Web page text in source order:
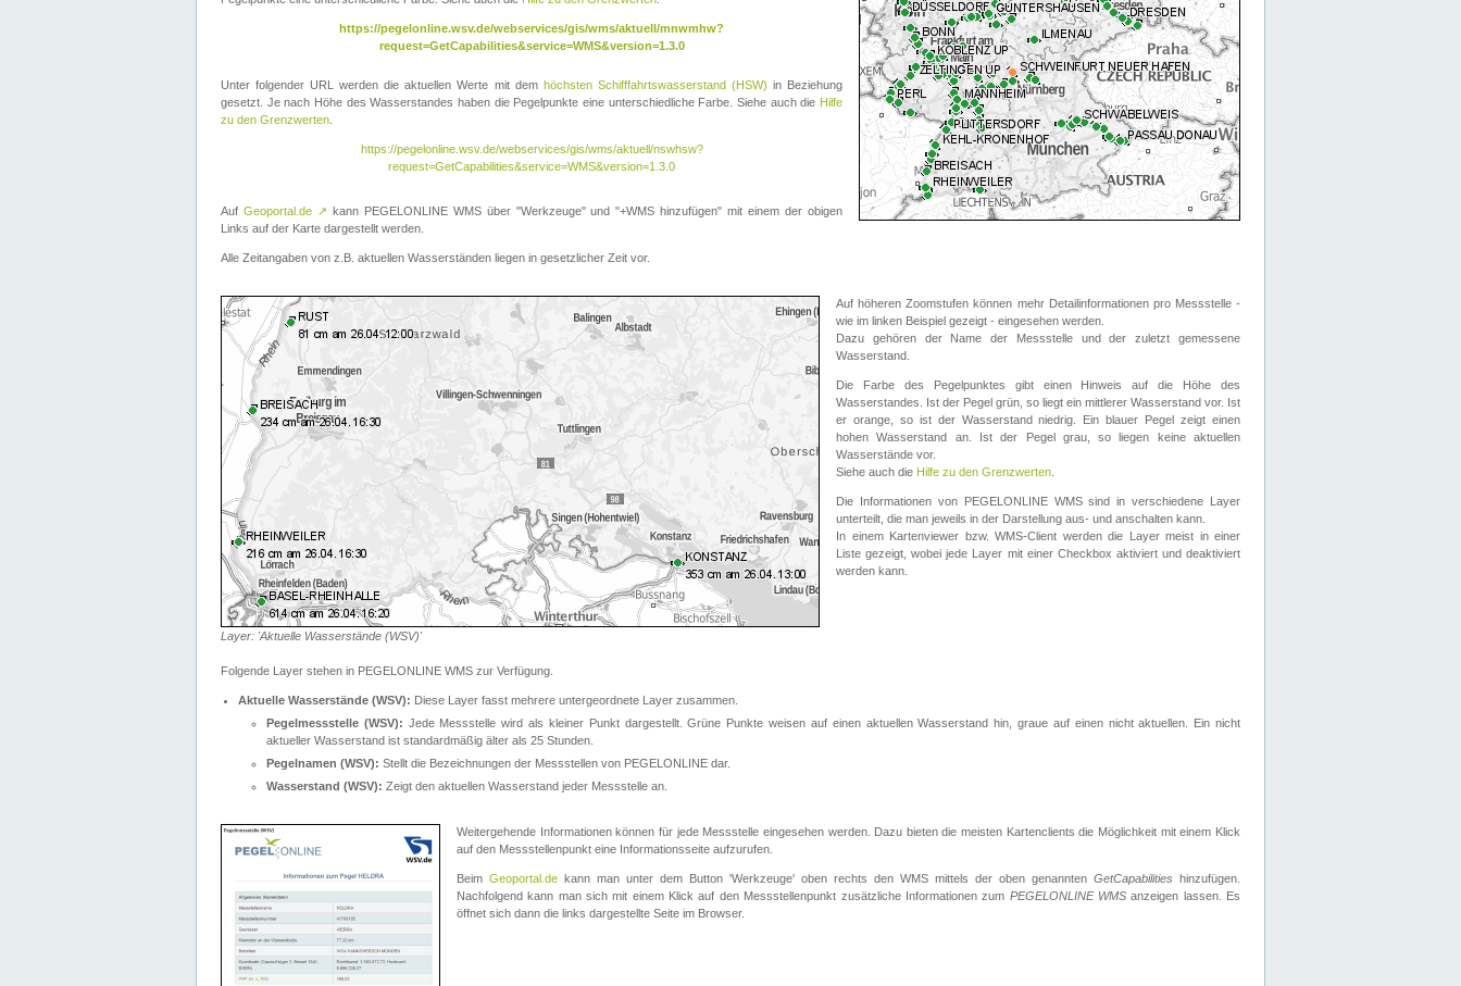
https://pegelonline.wsv.de/webservices/gis/wms/aktuell/mnwmhw?
request=GetCapabilities&service=WMS&version=1.3.0
Unter folgender URL werden die aktuellen Werte mit dem höchsten Schifffahrtswasserstand (HSW) in Beziehung
gesetzt. Je nach Höhe des Wasserstandes haben die Pegelpunkte eine unterschiedliche Farbe. Siehe auch die Hilfe
zu den Grenzwerten
https://pegelonline.wsv.de/webservices/gis/wms/aktuell/nswhsw?
request=GetCapabilities&service=WMS&version=1.3.0
Auf Geoportal.de ↗ kann PEGELONLINE WMS über "Werkzeuge" und "+WMS hinzufügen" mit einem der obigen
Links auf der Karte dargestellt werden.
Alle Zeitangaben von z.B. aktuellen Wasserständen liegen in gesetzlicher Zeit vor.
Layer: 'Aktuelle Wasserstände (WSV)'
Auf höheren Zoomstufen können mehr Detailinformationen pro Messstelle -
wie im linken Beispiel gezeigt - eingesehen werden.
Dazu gehören der Name der Messstelle und der zuletzt gemessene
Wasserstand.
Die Farbe des Pegelpunktes gibt einen Hinweis auf die Höhe des
Wasserstandes. Ist der Pegel grün, so liegt ein mittlerer Wasserstand vor. Ist
er orange, so ist der Wasserstand niedrig. Ein blauer Pegel zeigt einen
hohen Wasserstand an. Ist der Pegel grau, so liegen keine aktuellen
Wasserstände vor.
Siehe auch die Hilfe zu den Grenzwerten
Die Informationen von PEGELONLINE WMS sind in verschiedene Layer
unterteilt, die man jeweils in der Darstellung aus- und anschalten kann.
In einem Kartenviewer bzw. WMS-Client werden die Layer meist in einer
Liste gezeigt, wobei jede Layer mit einer Checkbox aktiviert und deaktiviert
werden kann.
Folgende Layer stehen in PEGELONLINE WMS zur Verfügung.
Aktuelle Wasserstände (WSV): Diese Layer fasst mehrere untergeordnete Layer zusammen.
Pegelmessstelle (WSV): Jede Messstelle wird als kleiner Punkt dargestellt. Grüne Punkte weisen auf einen aktuellen Wasserstand hin, graue auf einen nicht aktuellen. Ein nicht
aktueller Wasserstand ist standardmäßig älter als 25 Stunden.
Pegelnamen (WSV): Stellt die Bezeichnungen der Messstellen von PEGELONLINE dar.
Wasserstand (WSV): Zeigt den aktuellen Wasserstand jeder Messstelle an.
Weitergehende Informationen können für jede Messstelle eingesehen werden. Dazu bieten die meisten Kartenclients die Möglichkeit mit einem Klick
auf den Messstellenpunkt eine Informationsseite aufzurufen.
Beim Geoportal.de kann man unter dem Button 'Werkzeuge' oben rechts den WMS mittels der oben genannten GetCapabilities hinzufügen.
Nachfolgend kann man sich mit einem Klick auf den Messstellenpunkt zusätzliche Informationen zum PEGELONLINE WMSanzeigen lassen. Es
öffnet sich dann die links dargestellte Seite im Browser.